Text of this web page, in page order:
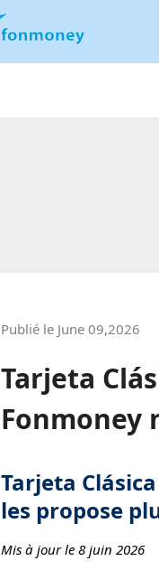
Publié le June 09,2026
Tarjeta
Fonmoney
Tarjeta
les propose
Mis à jour le 8 juin 2026